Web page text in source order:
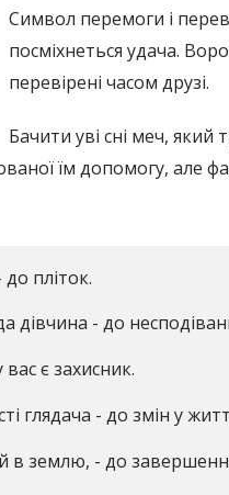
Символ перемоги і
посміхнеться удача.
перевірені часом друзі.
Бачити уві сні меч,
їм допомогу, але
пліток.
дівчина - до
є захисник.
глядача - до змін у
в землю, - до